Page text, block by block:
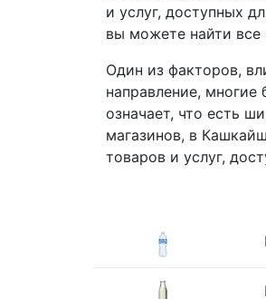
и услуг, доступных
вы можете найти
Один из факторов,
направление,
означает, что есть
магазинов, в
товаров и услуг,